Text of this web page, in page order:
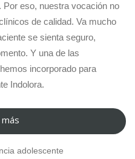
eso, nuestra vocación no
de calidad. Va mucho
se sienta seguro,
Y una de las
incorporado para
Indolora.